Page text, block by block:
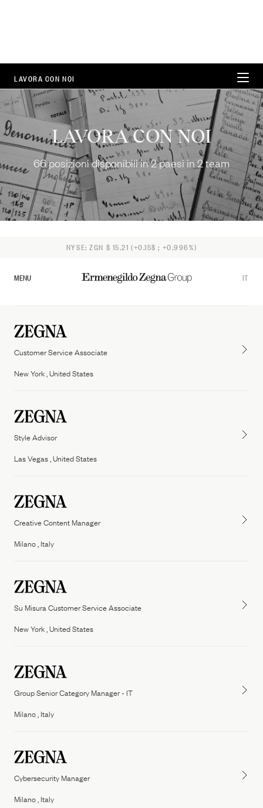
NYSE: ZGN $ 15.21 (+0.15$ ; +0.996%)
MENU IT
Corporate Governance
Tom ford fashion
Sustainability Documents
Our Filiera
LAVORA CON NOI
LAVORARE IN ZEGNA
CAREER AREAS
SEDI
FAQ
LAVORA CON NOI
66 posizioni disponibili in 2 paesi in 2 team
66 Posizioni disponibili
Customer Service Associate
New York , United States
Style Advisor
Las Vegas , United States
Creative Content Manager
Milano , Italy
Su Misura Customer Service Associate
New York , United States
Group Senior Category Manager - IT
Milano , Italy
Cybersecurity Manager
Milano , Italy